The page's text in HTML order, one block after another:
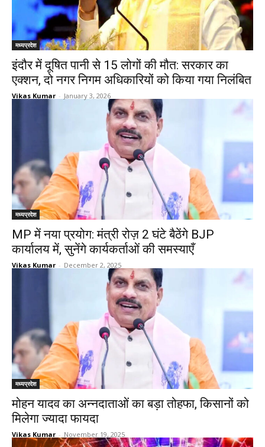
मध्यप्रदेश
इंदौर में दूषित पानी से 15 लोगों की मौत: सरकार का
एक्शन, दो नगर निगम अधिकारियों को किया गया निलंबित
Vikas Kumar - January 3, 2026
मध्यप्रदेश
MP में नया प्रयोग: मंत्री रोज़ 2 घंटे बैठेंगे BJP
कार्यालय में, सुनेंगे कार्यकर्ताओं की समस्याएँ
Vikas Kumar - December 2, 2025
मध्यप्रदेश
मोहन यादव का अन्नदाताओं का बड़ा तोहफा, किसानों को
मिलेगा ज्यादा फायदा
Vikas Kumar - November 19, 2025